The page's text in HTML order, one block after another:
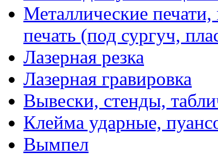
Металлические
печать (под сургуч,
Лазерная резка
Лазерная гравировка
Вывески, стенды,
Клейма ударные,
Вымпел